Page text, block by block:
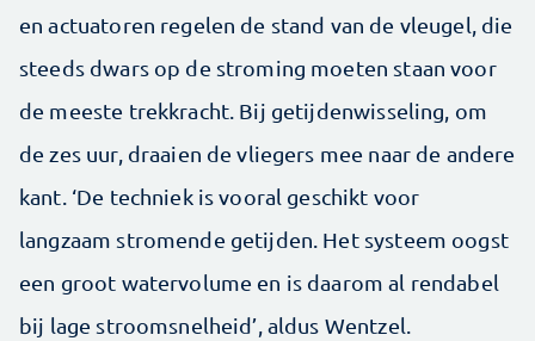
en actuatoren regelen de stand van de vleugel, die
steeds dwars op de stroming moeten staan voor
de meeste trekkracht. Bij getijdenwisseling, om
de zes uur, draaien de vliegers mee naar de andere
kant. ‘De techniek is vooral geschikt voor
langzaam stromende getijden. Het systeem oogst
een groot watervolume en is daarom al rendabel
bij lage stroomsnelheid’, aldus Wentzel.